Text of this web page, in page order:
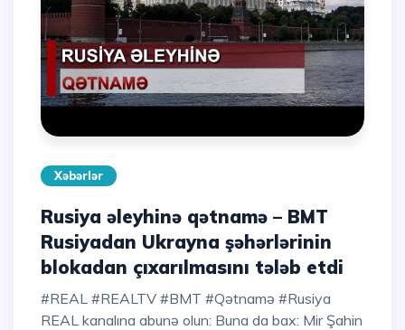
Xəbərlər
Rusiya əleyhinə qətnamə – BMT
Rusiyadan Ukrayna şəhərlərinin
blokadan çıxarılmasını tələb etdi
#REAL #REALTV #BMT #Qətnamə #Rusiya
REAL kanalına abunə olun: Buna da bax: Mir Şahin